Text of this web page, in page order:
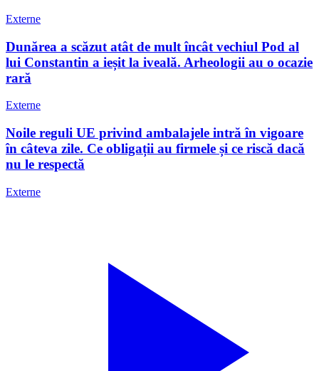
Externe
Dunărea a scăzut atât de mult încât vechiul Pod al
lui Constantin a ieșit la iveală. Arheologii au o ocazie
rară
Externe
Noile reguli UE privind ambalajele intră în vigoare
în câteva zile. Ce obligații au firmele și ce riscă dacă
nu le respectă
Externe